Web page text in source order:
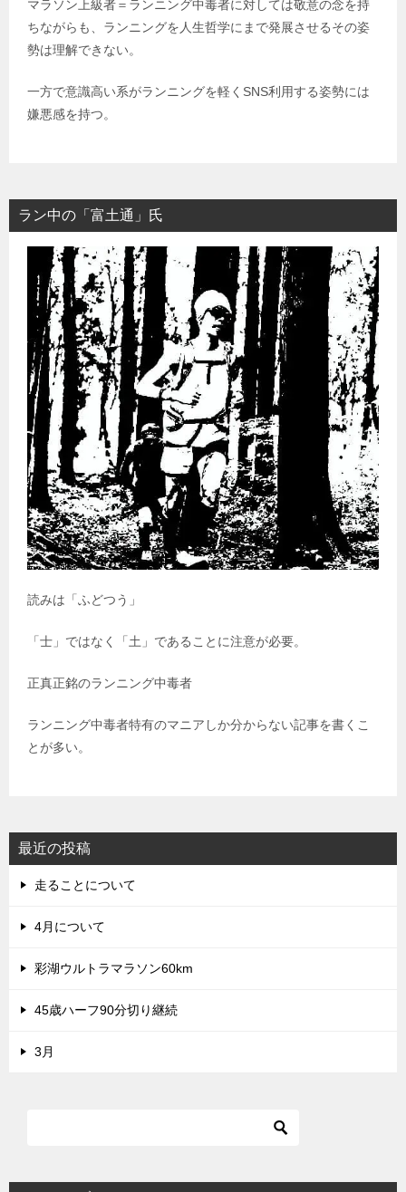
マラソン上級者＝ランニング中毒者に対しては敬意の念を持
ちながらも、ランニングを人生哲学にまで発展させるその姿
勢は理解できない。
一方で意識高い系がランニングを軽くSNS利用する姿勢には
嫌悪感を持つ。
ラン中の「富土通」氏
読みは「ふどつう」
「士」ではなく「土」であることに注意が必要。
正真正銘のランニング中毒者
ランニング中毒者特有のマニアしか分からない記事を書くこ
とが多い。
最近の投稿
走ることについて
4月について
彩湖ウルトラマラソン60km
45歳ハーフ90分切り継続
3月